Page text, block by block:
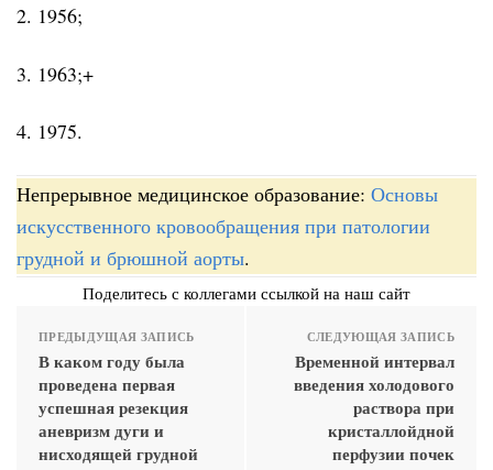
2. 1956;
3. 1963;+
4. 1975.
Непрерывное медицинское образование: Основы
искусственного кровообращения при патологии
грудной и брюшной аорты.
Поделитесь с коллегами ссылкой на наш сайт
ПРЕДЫДУЩАЯ ЗАПИСЬ
В каком году была
проведена первая
успешная резекция
аневризм дуги и
нисходящей грудной
СЛЕДУЮЩАЯ ЗАПИСЬ
Временной интервал
введения холодового
раствора при
кристаллойдной
перфузии почек